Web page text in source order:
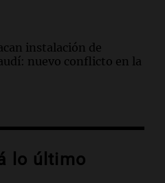
instalación de
nuevo conflicto en la
en Indonesia: se
lo último